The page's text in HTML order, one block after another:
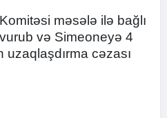
məsələ ilə bağlı
və Simeoneyə 4
cəzası